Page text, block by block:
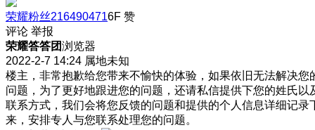
荣耀粉丝2164904716F 赞
评论 举报
荣耀答答团浏览器
2022-2-7 14:24 属地未知
楼主，非常抱歉给您带来不愉快的体验，如果依旧无法解决您
问题，为了更好地跟进您的问题，还请私信提供下您的姓氏以
联系方式，我们会将您反馈的问题和提供的个人信息详细记录
来，安排专人与您联系处理您的问题。